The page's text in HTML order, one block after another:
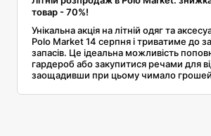
товар - 70%!
Унікальна акція на літній одяг та
Polo Market 14 серпня і триватиме до
запасів. Це ідеальна можливість
гардероб або закупитися речами для
заощадивши при цьому чимало